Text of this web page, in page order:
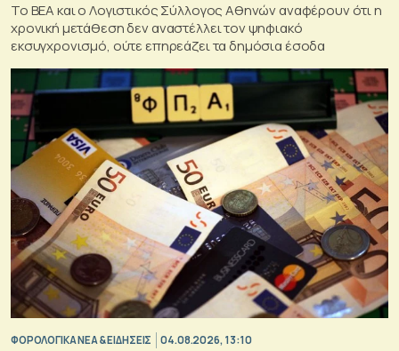
To BEA και ο Λογιστικός Σύλλογος Αθηνών αναφέρουν ότι η
χρονική μετάθεση δεν αναστέλλει τον ψηφιακό
εκσυγχρονισμό, ούτε επηρεάζει τα δημόσια έσοδα
ΦΟΡΟΛΟΓΙΚΑ ΝΕΑ & EΙΔΗΣΕΙΣ 04.08.2026, 13:10